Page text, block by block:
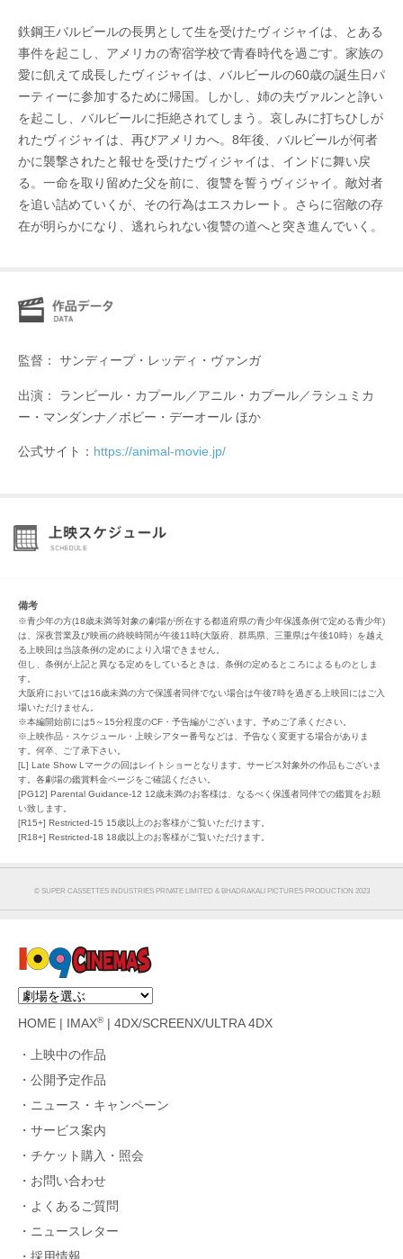
鉄鋼王バルビールの⻑男として⽣を受けたヴィジャイは、とある
事件を起こし、アメリカの寄宿学校で⻘春時代を過ごす。家族の
愛に飢えて成⻑したヴィジャイは、バルビールの60歳の誕⽣⽇パ
ーティーに参加するために帰国。しかし、姉の夫ヴァルンと諍い
を起こし、バルビールに拒絶されてしまう。哀しみに打ちひしが
れたヴィジャイは、再びアメリカへ。8年後、バルビールが何者
かに襲撃されたと報せを受けたヴィジャイは、インドに舞い戻
る。⼀命を取り留めた⽗を前に、復讐を誓うヴィジャイ。敵対者
を追い詰めていくが、その⾏為はエスカレート。さらに宿敵の存
在が明らかになり、逃れられない復讐の道へと突き進んでいく。
監督： サンディープ・レッディ・ヴァンガ
出演： ランビール・カプール／アニル・カプール／ラシュミカ
ー・マンダンナ／ボビー・デーオール ほか
公式サイト： https://animal-movie.jp/
備考
※青少年の方(18歳未満等対象の劇場が所在する都道府県の青少年保護条例で定める青少年)
は、深夜営業及び映画の終映時間が午後11時(大阪府、群馬県、三重県は午後10時）を越え
る上映回は当該条例の定めにより入場できません。
但し、条例が上記と異なる定めをしているときは、条例の定めるところによるものとしま
す。
大阪府においては16歳未満の方で保護者同伴でない場合は午後7時を過ぎる上映回にはご入
場いただけません。
※本編開始前には5～15分程度のCF・予告編がございます。予めご了承ください。
※上映作品・スケジュール・上映シアター番号などは、予告なく変更する場合がありま
す。何卒、ご了承下さい。
[L] Late Show Lマークの回はレイトショーとなります。サービス対象外の作品もございま
す。各劇場の鑑賞料金ページをご確認ください。
[PG12] Parental Guidance-12 12歳未満のお客様は、なるべく保護者同伴での鑑賞をお願
い致します。
[R15+] Restricted-15 15歳以上のお客様がご覧いただけます。
[R18+] Restricted-18 18歳以上のお客様がご覧いただけます。
© SUPER CASSETTES INDUSTRIES PRIVATE LIMITED & BHADRAKALI PICTURES PRODUCTION 2023
HOME IMAX®| 4DX/SCREENX/ULTRA 4DX
上映中の作品
公開予定作品
ニュース・キャンペーン
サービス案内
チケット購入・照会
お問い合わせ
よくあるご質問
ニュースレター